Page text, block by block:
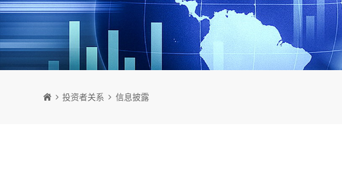
投资者关系 信息披露